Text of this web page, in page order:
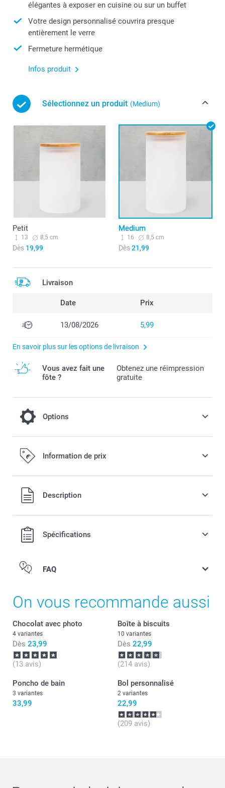
élégantes à exposer en cuisine ou sur un buffet
Votre design personnalisé couvrira presque
entièrement le verre
Fermeture hermétique
Infos produit
Sélectionnez un produit (Medium)
Petit
13 8,5 cm
Dès 19,99
Medium
16 8,5 cm
Dès21,99
Livraison
Date Prix
13/08/2026 5,99
En savoir plus sur les options de livraison
Vous avez fait une
fôte ?
Obtenez une réimpression
gratuite
Options
Remplissez vos cadeaux de bonbons !
Dès 6,00 / pièce
Disponibilité et prix des options
Oursons : gommes molles aux fruits avec plusieurs
Cœurs sucrés : saveur framboise, 1 kg
Collier de bonbons : petites perles comestibles de
nutritionnelles sur lesoursons & cœurs
. Ne convient pas aux enfants de moins de 3 ans.
Information de prix
Tous les prix sont en EURO (€), TVA incluse et hors frais de
port.
Description
Spécifications
FAQ
On vous recommande aussi
Chocolat avec photo
4 variantes
Dès 23,99
(13 avis)
Boîte à biscuits
10 variantes
Dès 22,99
(214 avis)
Poncho de bain
3 variantes
33,99
Bol personnalisé
2 variantes
22,99
(209 avis)